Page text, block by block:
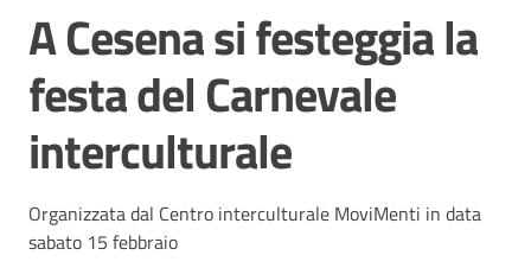
A Cesena si festeggia la
festa del Carnevale
interculturale
Organizzata dal Centro interculturale MoviMenti in data
sabato 15 febbraio